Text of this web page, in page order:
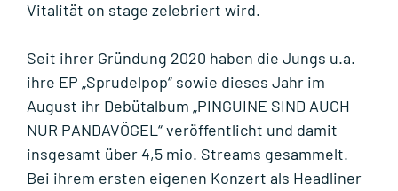
Vitalität on stage zelebriert wird.
Seit ihrer Gründung 2020 haben die Jungs u.a.
ihre EP „Sprudelpop“ sowie dieses Jahr im
August ihr Debütalbum „PINGUINE SIND AUCH
NUR PANDAVÖGEL“ veröffentlicht und damit
insgesamt über 4,5 mio. Streams gesammelt.
Bei ihrem ersten eigenen Konzert als Headliner